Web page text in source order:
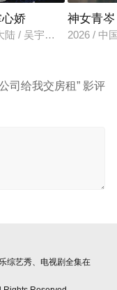
娇
陆 / 吴宇航＆郑千亦
神女青岑
2026 / 中
司给我交房租” 影评
综艺秀、电视剧全集在